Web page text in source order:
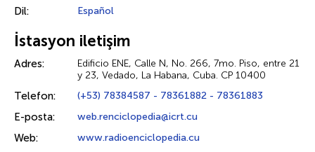
Dil: Español
İstasyon iletişim
Adres:
Edificio ENE, Calle N, No. 266, 7mo. Piso, entre 21
y 23, Vedado, La Habana, Cuba. CP 10400
Telefon: (+53) 78384587 - 78361882 - 78361883
E-posta: web.renciclopedia@icrt.cu
Web: www.radioenciclopedia.cu